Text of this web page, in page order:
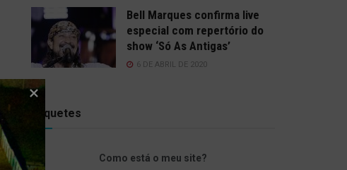
Bell Marques confirma live
especial com repertório do
show ‘Só As Antigas’
6 DE ABRIL DE 2020
Enquetes
Como está o meu site?